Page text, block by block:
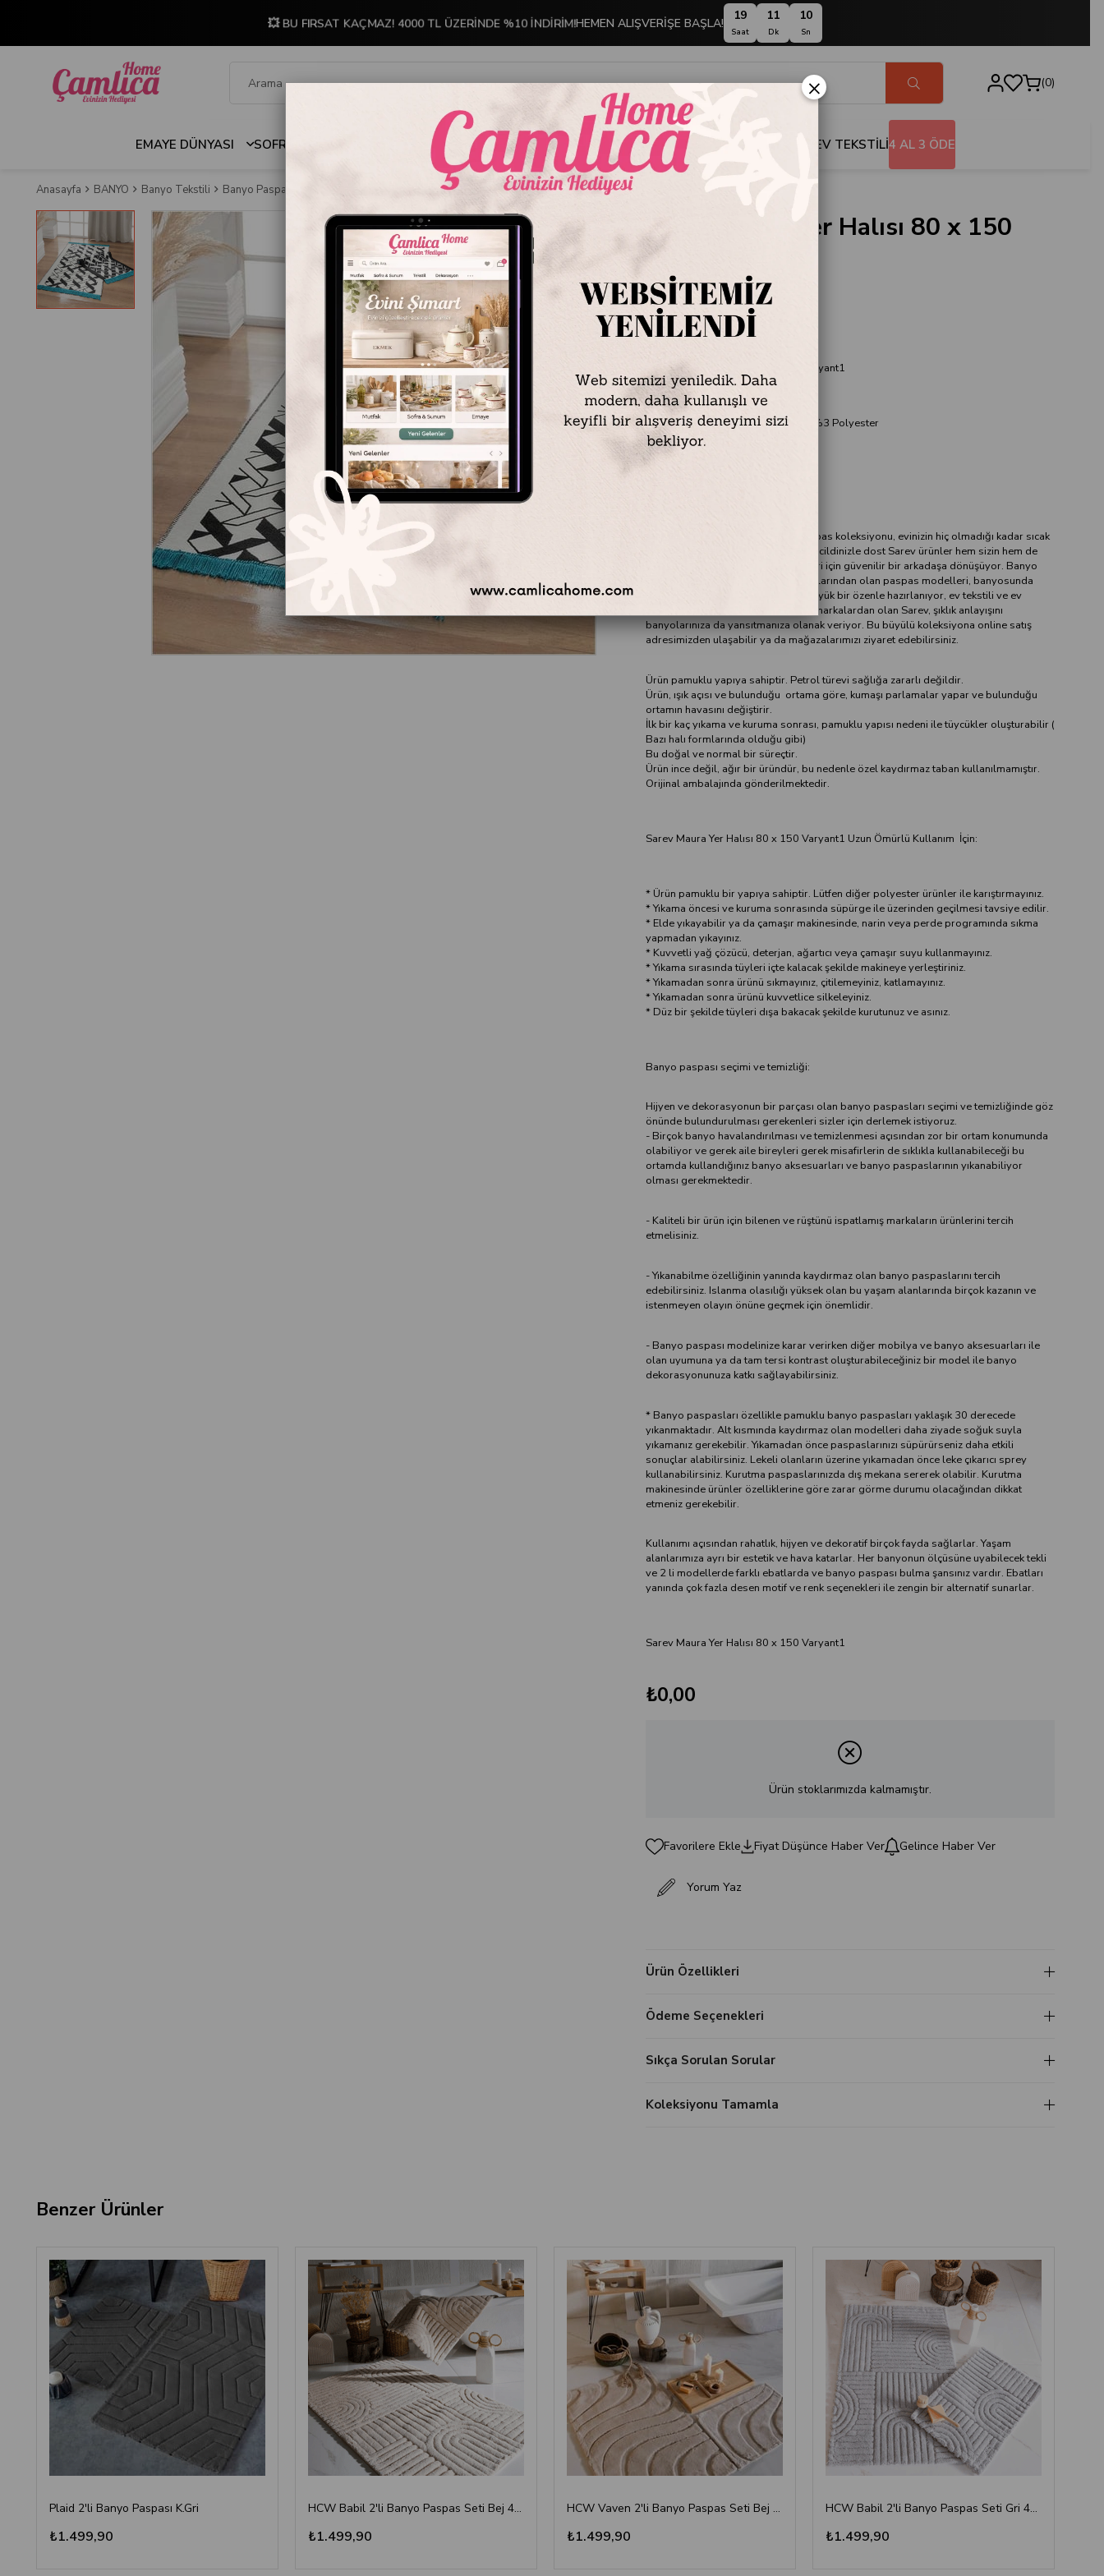
💥 BU FIRSAT KAÇMAZ! 4000 TL ÜZERİNDE %10 İNDİRİM!HEMEN ALIŞVERİŞE BAŞLA! 19
Saat
11
Dk
09
Sn
0
EMAYE DÜNYASI SOFRA & MUTFAK İNDİRİMLİ ÜRÜNLER DEKORASYON TABLO KOLEKSİYONU EV TEKSTİLİ4 AL 3 ÖDE
Anasayfa BANYO Banyo Tekstili Banyo Paspasları Sarev Maura Yer Halısı 80 x 150 Varyant1
Sarev Maura Yer Halısı 80 x 150
Varyant1
Stok Kodu
4106434
Marka Sarev
Sarev Maura Yer Halısı 80 x 150 Varyant1
Materyal: %94 Akrilik/ %3 Pamuk/ %3 Polyester
Ölçü: 80 x 150 cm
Renk: Çok Renkli, desenli
30 ° C yıkanabilir.
%100 pamuktan üretilen Sarev paspas koleksiyonu, evinizin hiç olmadığı kadar sıcak
bir görünüme kavuşmasını sağlıyor, cildinizle dost Sarev ürünler hem sizin hem de
evinizin minik üyeleri ya da misafirleri için güvenilir bir arkadaşa dönüşüyor. Banyo
dekorasyonunun vazgeçilmez parçalarından olan paspas modelleri, banyosunda
mutlak bir bütünlük arayanlar için büyük bir özenle hazırlanıyor, ev tekstili ve ev
paspası denildiğinde akla gelen ilk markalardan olan Sarev, şıklık anlayışını
banyolarınıza da yansıtmanıza olanak veriyor. Bu büyülü koleksiyona online satış
adresimizden ulaşabilir ya da mağazalarımızı ziyaret edebilirsiniz.
Ürün pamuklu yapıya sahiptir. Petrol türevi sağlığa zararlı değildir.
Ürün, ışık açısı ve bulunduğu ortama göre, kumaşı parlamalar yapar ve bulunduğu
ortamın havasını değiştirir.
İlk bir kaç yıkama ve kuruma sonrası, pamuklu yapısı nedeni ile tüycükler oluşturabilir (
Bazı halı formlarında olduğu gibi)
Bu doğal ve normal bir süreçtir.
Ürün ince değil, ağır bir üründür, bu nedenle özel kaydırmaz taban kullanılmamıştır.
Orijinal ambalajında gönderilmektedir.
Sarev Maura Yer Halısı 80 x 150 Varyant1 Uzun Ömürlü Kullanım İçin:
* Ürün pamuklu bir yapıya sahiptir. Lütfen diğer polyester ürünler ile karıştırmayınız.
* Yıkama öncesi ve kuruma sonrasında süpürge ile üzerinden geçilmesi tavsiye edilir.
* Elde yıkayabilir ya da çamaşır makinesinde, narin veya perde programında sıkma
yapmadan yıkayınız.
* Kuvvetli yağ çözücü, deterjan, ağartıcı veya çamaşır suyu kullanmayınız.
* Yıkama sırasında tüyleri içte kalacak şekilde makineye yerleştiriniz.
* Yıkamadan sonra ürünü sıkmayınız, çitilemeyiniz, katlamayınız.
* Yıkamadan sonra ürünü kuvvetlice silkeleyiniz.
* Düz bir şekilde tüyleri dışa bakacak şekilde kurutunuz ve asınız.
Banyo paspası seçimi ve temizliği:
Hijyen ve dekorasyonun bir parçası olan banyo paspasları seçimi ve temizliğinde göz
önünde bulundurulması gerekenleri sizler için derlemek istiyoruz.
- Birçok banyo havalandırılması ve temizlenmesi açısından zor bir ortam konumunda
olabiliyor ve gerek aile bireyleri gerek misafirlerin de sıklıkla kullanabileceği bu
ortamda kullandığınız banyo aksesuarları ve banyo paspaslarının yıkanabiliyor
olması gerekmektedir.
- Kaliteli bir ürün için bilenen ve rüştünü ispatlamış markaların ürünlerini tercih
etmelisiniz.
- Yıkanabilme özelliğinin yanında kaydırmaz olan banyo paspaslarını tercih
edebilirsiniz. Islanma olasılığı yüksek olan bu yaşam alanlarında birçok kazanın ve
istenmeyen olayın önüne geçmek için önemlidir.
- Banyo paspası modelinize karar verirken diğer mobilya ve banyo aksesuarları ile
olan uyumuna ya da tam tersi kontrast oluşturabileceğiniz bir model ile banyo
dekorasyonunuza katkı sağlayabilirsiniz.
* Banyo paspasları özellikle pamuklu banyo paspasları yaklaşık 30 derecede
yıkanmaktadır. Alt kısmında kaydırmaz olan modelleri daha ziyade soğuk suyla
yıkamanız gerekebilir. Yıkamadan önce paspaslarınızı süpürürseniz daha etkili
sonuçlar alabilirsiniz. Lekeli olanların üzerine yıkamadan önce leke çıkarıcı sprey
kullanabilirsiniz. Kurutma paspaslarınızda dış mekana sererek olabilir. Kurutma
makinesinde ürünler özelliklerine göre zarar görme durumu olacağından dikkat
etmeniz gerekebilir.
Kullanımı açısından rahatlık, hijyen ve dekoratif birçok fayda sağlarlar. Yaşam
alanlarımıza ayrı bir estetik ve hava katarlar. Her banyonun ölçüsüne uyabilecek tekli
ve 2 li modellerde farklı ebatlarda ve banyo paspası bulma şansınız vardır. Ebatları
yanında çok fazla desen motif ve renk seçenekleri ile zengin bir alternatif sunarlar.
Sarev Maura Yer Halısı 80 x 150 Varyant1
₺0,00
Ürün stoklarımızda kalmamıştır.
Favorilere Ekle Fiyat Düşünce Haber Ver Gelince Haber Ver
Yorum Yaz
Ürün Özellikleri
Ödeme Seçenekleri
Sıkça Sorulan Sorular
Koleksiyonu Tamamla
Benzer Ürünler
Plaid 2'li Banyo Paspası K.Gri
₺1.499,90
HCW Babil 2'li Banyo Paspas Seti Bej 40x60-60x100 cm
₺1.499,90
HCW Vaven 2'li Banyo Paspas Seti Bej 40x60-60x100 cm
₺1.499,90
HCW Babil 2'li Banyo Paspas Seti Gri 40x60-60x100 cm
₺1.499,90
×